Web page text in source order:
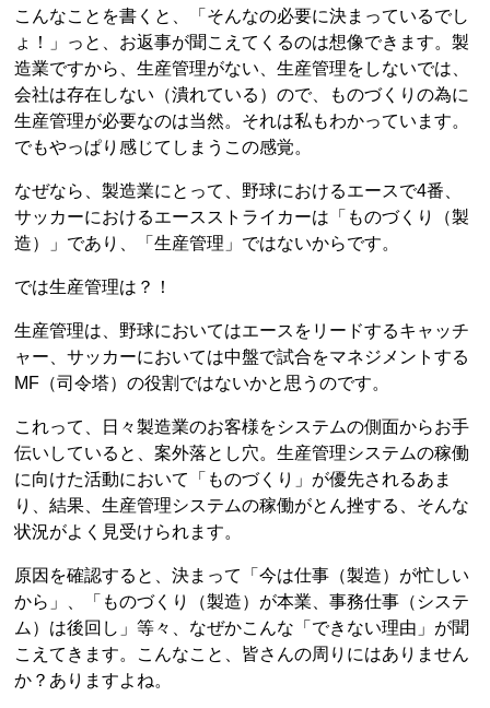
こんなことを書くと、「そんなの必要に決まっているでし
ょ！」っと、お返事が聞こえてくるのは想像できます。製
造業ですから、生産管理がない、生産管理をしないでは、
会社は存在しない（潰れている）ので、ものづくりの為に
生産管理が必要なのは当然。それは私もわかっています。
でもやっぱり感じてしまうこの感覚。
なぜなら、製造業にとって、野球におけるエースで4番、
サッカーにおけるエースストライカーは「ものづくり（製
造）」であり、「生産管理」ではないからです。
では生産管理は？！
生産管理は、野球においてはエースをリードするキャッチ
ャー、サッカーにおいては中盤で試合をマネジメントする
MF（司令塔）の役割ではないかと思うのです。
これって、日々製造業のお客様をシステムの側面からお手
伝いしていると、案外落とし穴。生産管理システムの稼働
に向けた活動において「ものづくり」が優先されるあま
り、結果、生産管理システムの稼働がとん挫する、そんな
状況がよく見受けられます。
原因を確認すると、決まって「今は仕事（製造）が忙しい
から」、「ものづくり（製造）が本業、事務仕事（システ
ム）は後回し」等々、なぜかこんな「できない理由」が聞
こえてきます。こんなこと、皆さんの周りにはありません
か？ありますよね。